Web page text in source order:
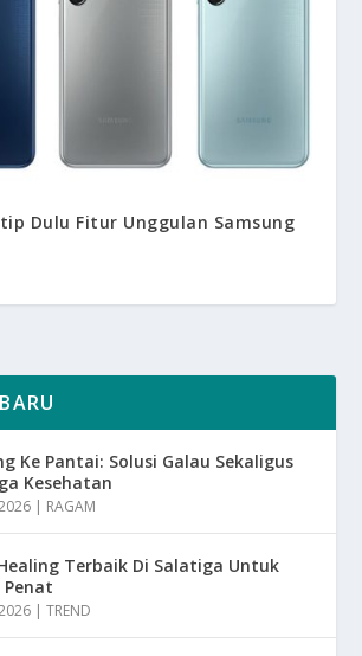
Dulu Fitur Unggulan Samsung
Ke Pantai: Solusi Galau Sekaligus
Kesehatan
| RAGAM
Terbaik Di Salatiga Untuk
Penat
|TREND